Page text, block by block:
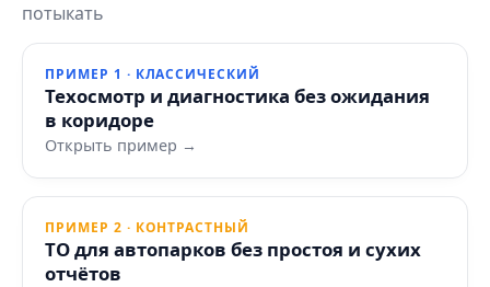
потыкать
ПРИМЕР 1 · КЛАССИЧЕСКИЙ
Техосмотр и диагностика без ожидания
в коридоре
Открыть пример →
ПРИМЕР 2 · КОНТРАСТНЫЙ
ТО для автопарков без простоя и сухих
отчётов